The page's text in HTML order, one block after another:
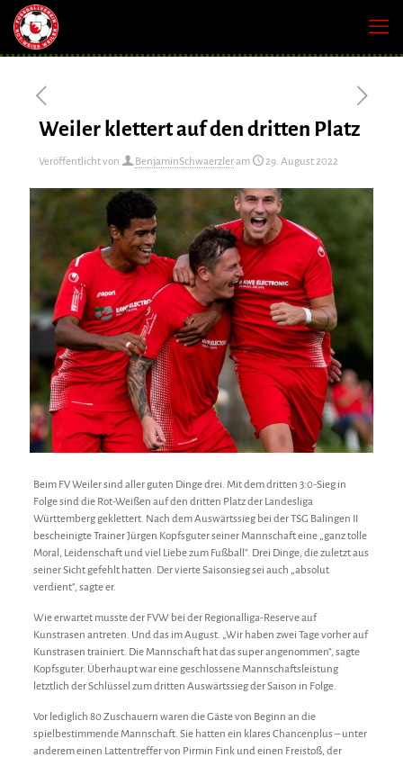
Weiler klettert auf den dritten Platz
Veröffentlicht von BenjaminSchwaerzleram 29. August 2022
Beim FV Weiler sind aller guten Dinge drei. Mit dem dritten 3:0-Sieg in
Folge sind die Rot-Weißen auf den dritten Platz der Landesliga
Württemberg geklettert. Nach dem Auswärtssieg bei der TSG Balingen II
bescheinigte Trainer Jürgen Kopfsguter seiner Mannschaft eine „ganz tolle
Moral, Leidenschaft und viel Liebe zum Fußball“. Drei Dinge, die zuletzt aus
seiner Sicht gefehlt hatten. Der vierte Saisonsieg sei auch „absolut
verdient“, sagte er.
Wie erwartet musste der FVW bei der Regionalliga-Reserve auf
Kunstrasen antreten. Und das im August. „Wir haben zwei Tage vorher auf
Kunstrasen trainiert. Die Mannschaft hat das super angenommen“, sagte
Kopfsguter. Überhaupt war eine geschlossene Mannschaftsleistung
letztlich der Schlüssel zum dritten Auswärtssieg der Saison in Folge.
Vor lediglich 80 Zuschauern waren die Gäste von Beginn an die
spielbestimmende Mannschaft. Sie hatten ein klares Chancenplus – unter
anderem einen Lattentreffer von Pirmin Fink und einen Freistoß, der